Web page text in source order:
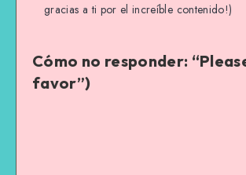
gracias a ti por el increíble contenido!)
Cómo no responder:
favor”)